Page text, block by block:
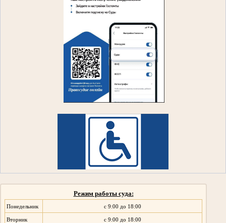
Режим работы суда:
Понедельник с 9:00 до 18:00
Вторник с 9:00 до 18:00